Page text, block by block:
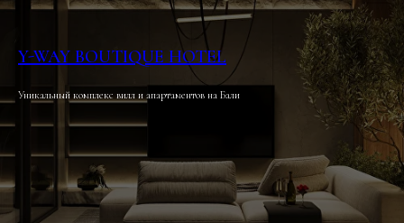
Y-WAY BOUTIQUE HOTEL
Уникальный комплекс вилл и апартаментов на Бали